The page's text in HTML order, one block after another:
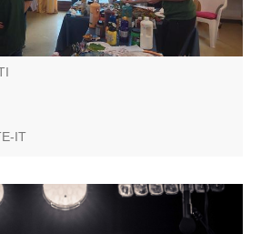
IT
al blues, dalla classica al gospel e al